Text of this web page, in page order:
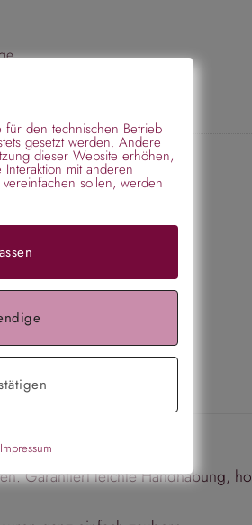
Garantiert leichte Handhabung,
für den technischen Betrieb
gesetzt werden. Andere
dieser Website erhöhen,
mit anderen
sollen, werden
Impressum